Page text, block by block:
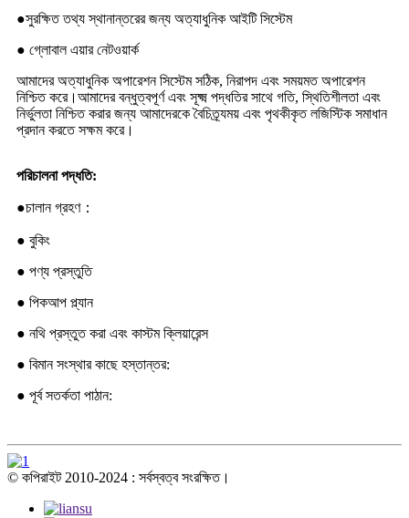
●সুরক্ষিত তথ্য স্থানান্তরের জন্য অত্যাধুনিক আইটি সিস্টেম
● গ্লোবাল এয়ার নেটওয়ার্ক
আমাদের অত্যাধুনিক অপারেশন সিস্টেম সঠিক, নিরাপদ এবং সময়মত অপারেশন
নিশ্চিত করে।আমাদের বন্ধুত্বপূর্ণ এবং সূক্ষ্ম পদ্ধতির সাথে গতি, স্থিতিশীলতা এবং
নির্ভুলতা নিশ্চিত করার জন্য আমাদেরকে বৈচিত্র্যময় এবং পৃথকীকৃত লজিস্টিক সমাধান
প্রদান করতে সক্ষম করে।
পরিচালনা পদ্ধতি:
●চালান গ্রহণ：
● বুকিং
● পণ্য প্রস্তুতি
● পিকআপ প্ল্যান
● নথি প্রস্তুত করা এবং কাস্টম ক্লিয়ারেন্স
● বিমান সংস্থার কাছে হস্তান্তর:
● পূর্ব সতর্কতা পাঠান:
© কপিরাইট 2010-2024 : সর্বস্বত্ব সংরক্ষিত।